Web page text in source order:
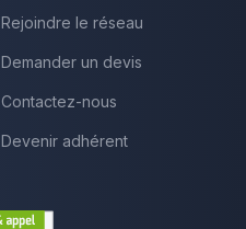
Rejoindre le réseau
Demander un devis
Contactez-nous
Devenir adhérent